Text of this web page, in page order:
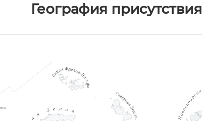
География присутствия